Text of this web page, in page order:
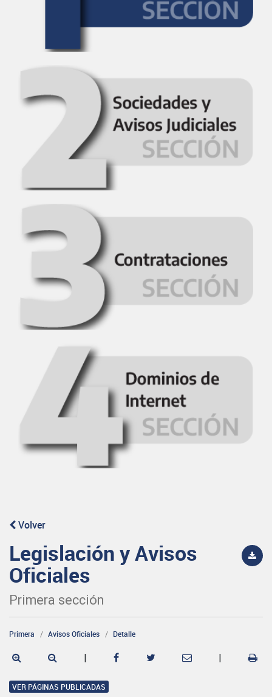
Volver
Legislación y Avisos
Oficiales
Primera sección
Primera Avisos Oficiales Detalle
| |
VER PÁGINAS PUBLICADAS